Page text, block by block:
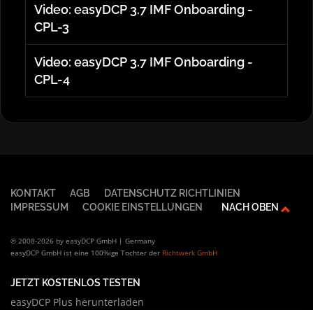
Video: easyDCP 3.7 IMF Onboarding -
CPL-3
Video: easyDCP 3.7 IMF Onboarding -
CPL-4
KONTAKT AGB
DATENSCHUTZ RICHTLINIEN
IMPRESSUM
COOKIE EINSTELLUNGEN NACH OBEN
© 2008-2026 by easyDCP GmbH | Germany
easyDCP GmbH ist eine 100%ige Tochter der Richtwerk GmbH
JETZT KOSTENLOS TESTEN
easyDCP Plus herunterladen